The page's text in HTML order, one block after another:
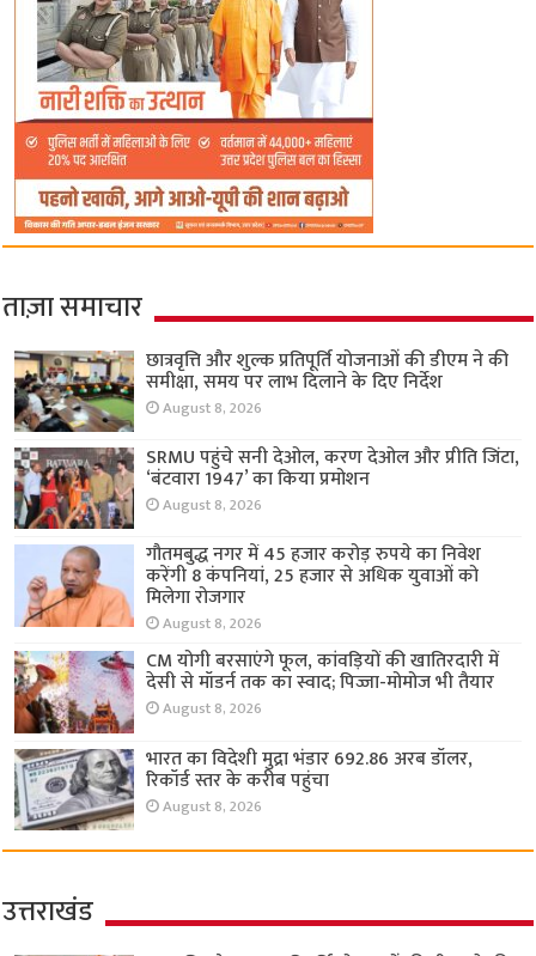
ताज़ा समाचार
छात्रवृत्ति और शुल्क प्रतिपूर्ति योजनाओं की डीएम ने की
समीक्षा, समय पर लाभ दिलाने के दिए निर्देश
August 8, 2026
SRMU पहुंचे सनी देओल, करण देओल और प्रीति जिंटा,
‘बंटवारा 1947’ का किया प्रमोशन
August 8, 2026
गौतमबुद्ध नगर में 45 हजार करोड़ रुपये का निवेश
करेंगी 8 कंपनियां, 25 हजार से अधिक युवाओं को
मिलेगा रोजगार
August 8, 2026
CM योगी बरसाएंगे फूल, कांवड़ियों की खातिरदारी में
देसी से मॉडर्न तक का स्वाद; पिज्जा-मोमोज भी तैयार
August 8, 2026
भारत का विदेशी मुद्रा भंडार 692.86 अरब डॉलर,
रिकॉर्ड स्तर के करीब पहुंचा
August 8, 2026
उत्तराखंड